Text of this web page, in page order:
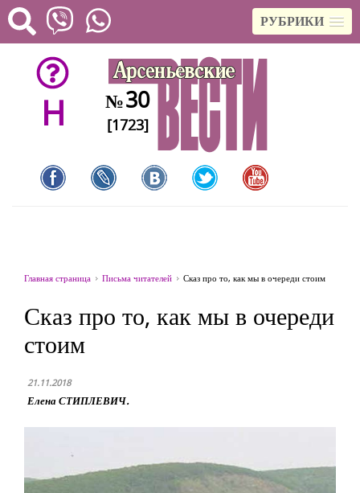
РУБРИКИ
H №30
[1723]
Главная страница Письма читателей Сказ про то, как мы в очереди стоим
Сказ про то, как мы в очереди
стоим
21.11.2018
Елена СТИПЛЕВИЧ.